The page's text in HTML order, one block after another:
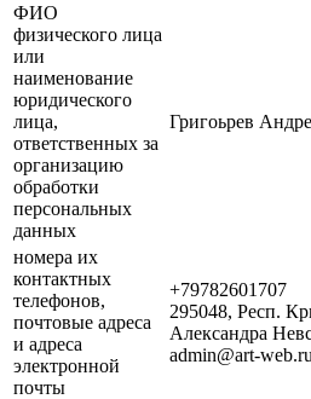
ФИО
физического лица
или
наименование
юридического
лица,
ответственных за
организацию
обработки
персональных
данных
Григоьрев
номера их
контактных
телефонов,
почтовые адреса
и адреса
электронной
почты
+79782601707
295048, Респ.
Александра
admin@art-web.ru